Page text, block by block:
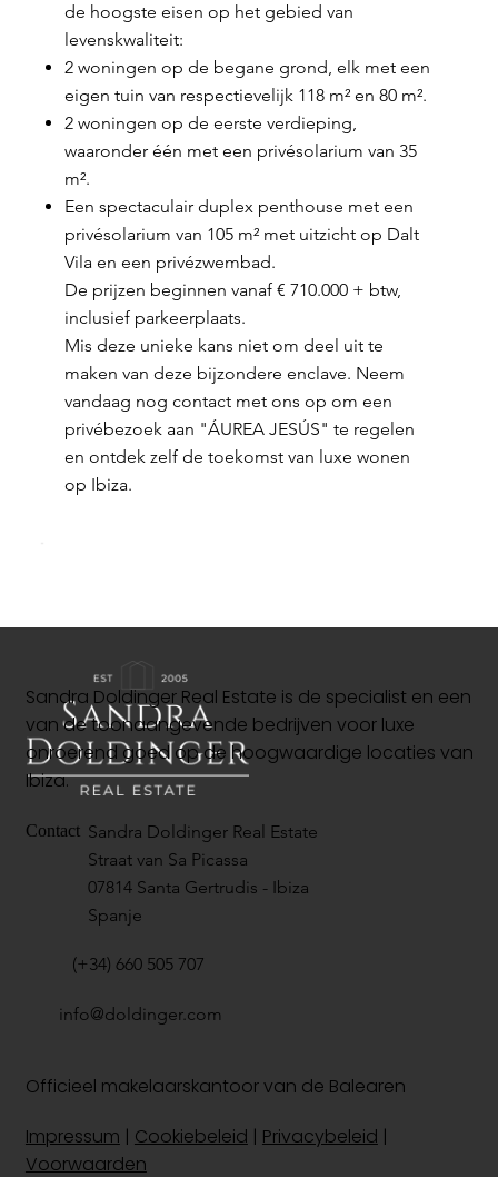
de hoogste eisen op het gebied van
levenskwaliteit:
2 woningen op de begane grond, elk met een
eigen tuin van respectievelijk 118 m² en 80 m².
2 woningen op de eerste verdieping,
waaronder één met een privésolarium van 35
m².
Een spectaculair duplex penthouse met een
privésolarium van 105 m² met uitzicht op Dalt
Vila en een privézwembad.
De prijzen beginnen vanaf € 710.000 + btw,
inclusief parkeerplaats.
Mis deze unieke kans niet om deel uit te
maken van deze bijzondere enclave. Neem
vandaag nog contact met ons op om een
privébezoek aan "ÁUREA JESÚS" te regelen
en ontdek zelf de toekomst van luxe wonen
op Ibiza.
Sandra Doldinger Real Estate is de specialist en een
van de toonaangevende bedrijven voor luxe
onroerend goed op de hoogwaardige locaties van
Ibiza.
Officieel makelaarskantoor van de Balearen
Contact Sandra Doldinger Real Estate
Straat van Sa Picassa
07814 Santa Gertrudis - Ibiza
Spanje
Impressum | Cookiebeleid | Privacybeleid |
Voorwaarden
(+34) 660 505 707
info@doldinger.com